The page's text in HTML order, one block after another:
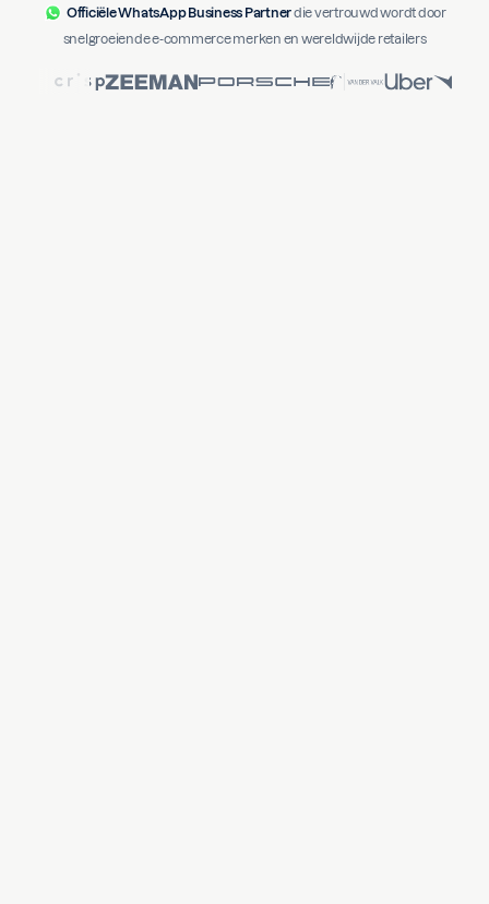
Officiële WhatsApp Business Partnerdie vertrouwd wordt door
snelgroeiende e-commerce merken en wereldwijde retailers